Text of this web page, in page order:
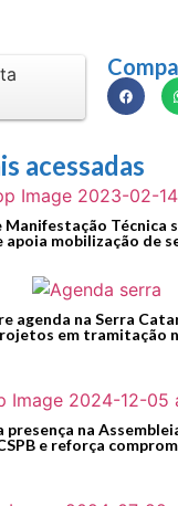
acessadas
Técnica
apoia mobilização de
agenda na Serra
em tramitação
presença na
e reforça